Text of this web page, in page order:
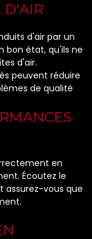
D'AIR
d'air par un
bon état, qu'ils ne
d'air.
peuvent réduire
de qualité
en
Écoutez le
assurez-vous que